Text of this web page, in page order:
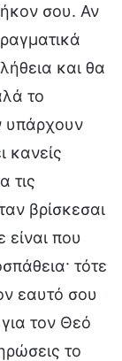
σου. Αν
και θα
το
υπάρχουν
κανείς
τις
βρίσκεσαι
είναι που
τότε
εαυτό σου
τον Θεό
το